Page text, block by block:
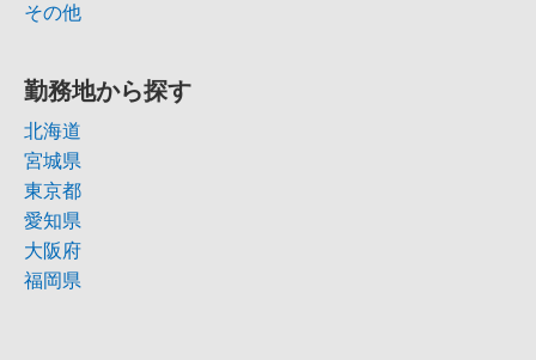
その他
勤務地から探す
北海道
宮城県
東京都
愛知県
大阪府
福岡県